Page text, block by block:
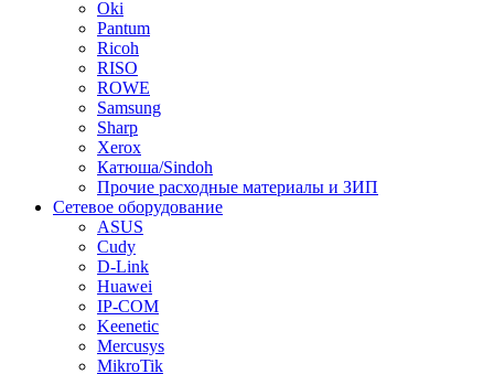
Oki
Pantum
Ricoh
RISO
ROWE
Samsung
Sharp
Xerox
Катюша/Sindoh
Прочие расходные материалы и ЗИП
Сетевое оборудование
ASUS
Cudy
D-Link
Huawei
IP-COM
Keenetic
Mercusys
MikroTik